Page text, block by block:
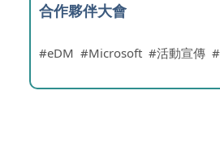
合作夥伴大會
eDM Microsoft 活動宣傳